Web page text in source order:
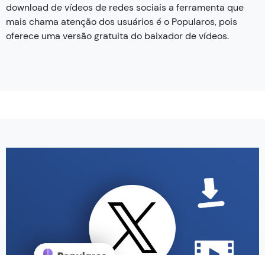
download de vídeos de redes sociais a ferramenta que
mais chama atenção dos usuários é o Popularos, pois
oferece uma versão gratuita do baixador de vídeos.